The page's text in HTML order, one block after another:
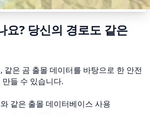
요? 당신의 경로도 같은
같은 곰 출몰 데이터를 바탕으로 한 안전
들 수 있습니다.
같은 출몰 데이터베이스 사용